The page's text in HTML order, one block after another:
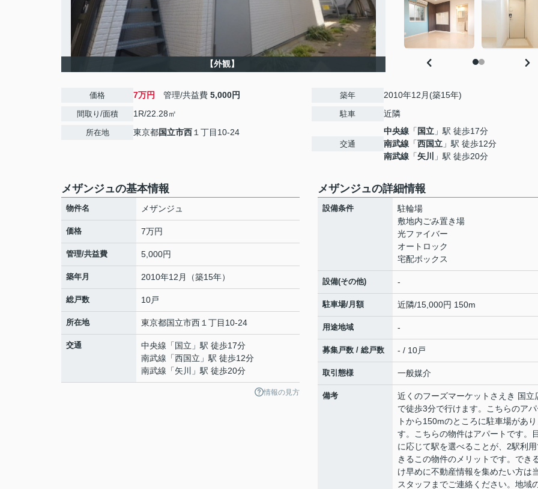
【外観】
価格 7万円 管理/共益費 5,000円
間取り/面積 1R/22.28㎡
所在地 東京都国立市西 １丁目10-24
築年 2010年12月(築15年)
駐車 近隣
交通
中央線 「 国立 」駅 徒歩17分
南武線 「西国立 」駅 徒歩12分
南武線 「矢川 」駅 徒歩20分
メザンジュの基本情報
物件名 メザンジュ
価格 7万円
管理/共益費 5,000円
築年月 2010年12月（築15年）
総戸数 10戸
所在地 東京都国立市西 １丁目10-24
交通 中央線 「 国立 」駅 徒歩17分
南武線 「西国立 」駅 徒歩12分
南武線 「矢川 」駅 徒歩20分
情報の見方
メザンジュの詳細情報
設備条件
駐輪場
敷地内ごみ置き場
光ファイバー
オートロック
宅配ボックス
設備(その他) -
駐車場/月額 近隣/15,000円 150m
用途地域 -
募集戸数 / 総戸数 - / 10戸
取引態様 一般媒介
備考
近くのフーズマーケットさえき 国立
で徒歩3分で行けます。こちらのアパ
トから150mのところに駐車場があり
す。こちらの物件はアパートです。
に応じて駅を選べることが、2駅利
きるこの物件のメリットです。でき
け早めに不動産情報を集めたい方は
スタッフまでご連絡ください。地域